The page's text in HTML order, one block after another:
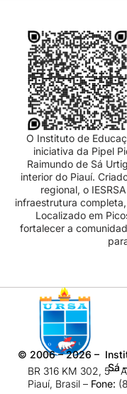
O Instituto de
iniciativa da Pipel
Raimundo de Sá
interior do Piauí.
regional, o
infraestrutura
Localizado em
fortalecer a
© 2006 – 2026 –
Sá
BR 316 KM 302, 5 –
Piauí, Brasil – Fone: